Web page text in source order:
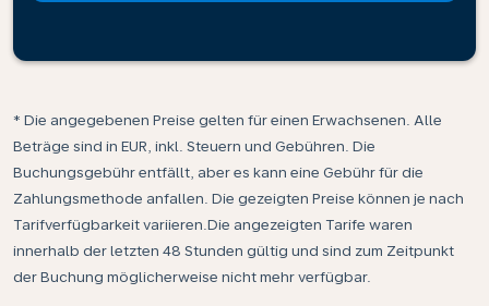
* Die angegebenen Preise gelten für einen Erwachsenen. Alle
Beträge sind in EUR, inkl. Steuern und Gebühren. Die
Buchungsgebühr entfällt, aber es kann eine Gebühr für die
Zahlungsmethode anfallen. Die gezeigten Preise können je nach
Tarifverfügbarkeit variieren.Die angezeigten Tarife waren
innerhalb der letzten 48 Stunden gültig und sind zum Zeitpunkt
der Buchung möglicherweise nicht mehr verfügbar.